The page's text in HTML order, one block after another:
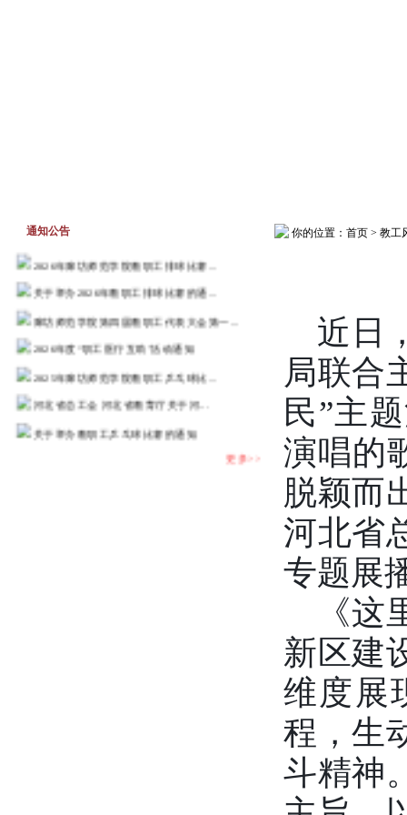
通知公告
2026年廊坊师范学院教职工排球比赛...
廊坊师范学院第四届教职工代表大会第一...
2025年廊坊师范学院教职工乒乓球比...
你的位置： 首页 > 教工
近日
局联合
民”主
演唱的
脱颖而
河北省
专题展
《
新区建
维度展
程，生
斗精神